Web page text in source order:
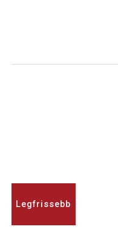
Legfrissebb